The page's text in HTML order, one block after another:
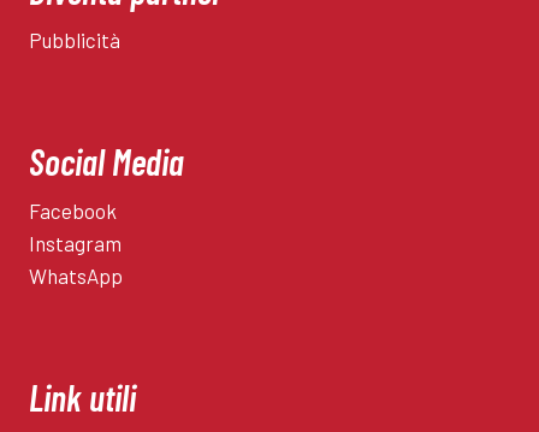
Pubblicità
Social Media
Facebook
Instagram
WhatsApp
Link utili